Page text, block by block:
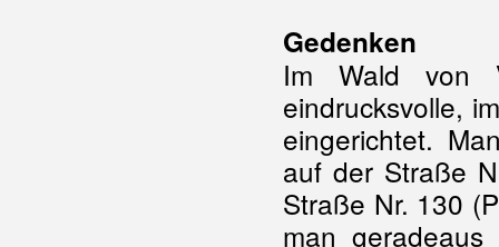
Gedenken
Im Wald von
eindrucksvolle,
eingerichtet.
auf der Straße
Straße Nr. 130
man